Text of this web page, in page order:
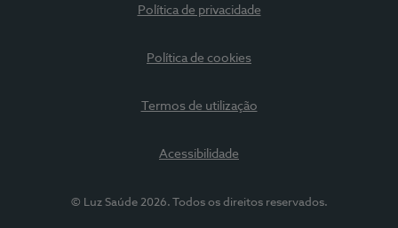
Política de privacidade
Política de cookies
Termos de utilização
Acessibilidade
© Luz Saúde 2026. Todos os direitos reservados.